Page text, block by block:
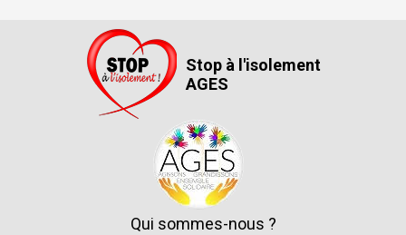
Stop à l'isolement
AGES
Qui sommes-nous ?